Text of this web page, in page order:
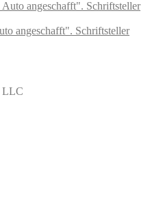
angeschafft". Schriftsteller
LLC